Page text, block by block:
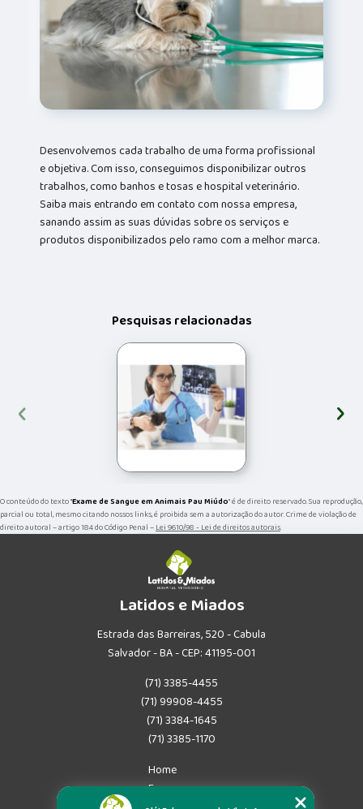
Desenvolvemos cada trabalho de uma forma profissional
e objetiva. Com isso, conseguimos disponibilizar outros
trabalhos, como banhos e tosas e hospital veterinário.
Saiba mais entrando em contato com nossa empresa,
sanando assim as suas dúvidas sobre os serviços e
produtos disponibilizados pelo ramo com a melhor marca.
Pesquisas relacionadas
‹ ›
O conteúdo do texto "Exame de Sangue em Animais Pau Miúdo" é de direito reservado. Sua reprodução,
parcial ou total, mesmo citando nossos links, é proibida sem a autorização do autor. Crime de violação de
direito autoral – artigo 184 do Código Penal –Lei 9610/98 - Lei de direitos autorais.
Latidos e Miados
Estrada das Barreiras, 520 - Cabula
Salvador - BA - CEP: 41195-001
(71) 3385-4455
(71) 99908-4455
(71) 3384-1645
(71) 3385-1170
Home
Empresa